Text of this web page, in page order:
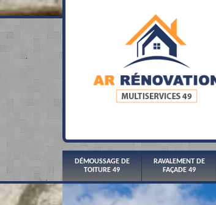
DÉMOUSSAGE DE
TOITURE 49
RAVALEMENT DE
FAÇADE 49